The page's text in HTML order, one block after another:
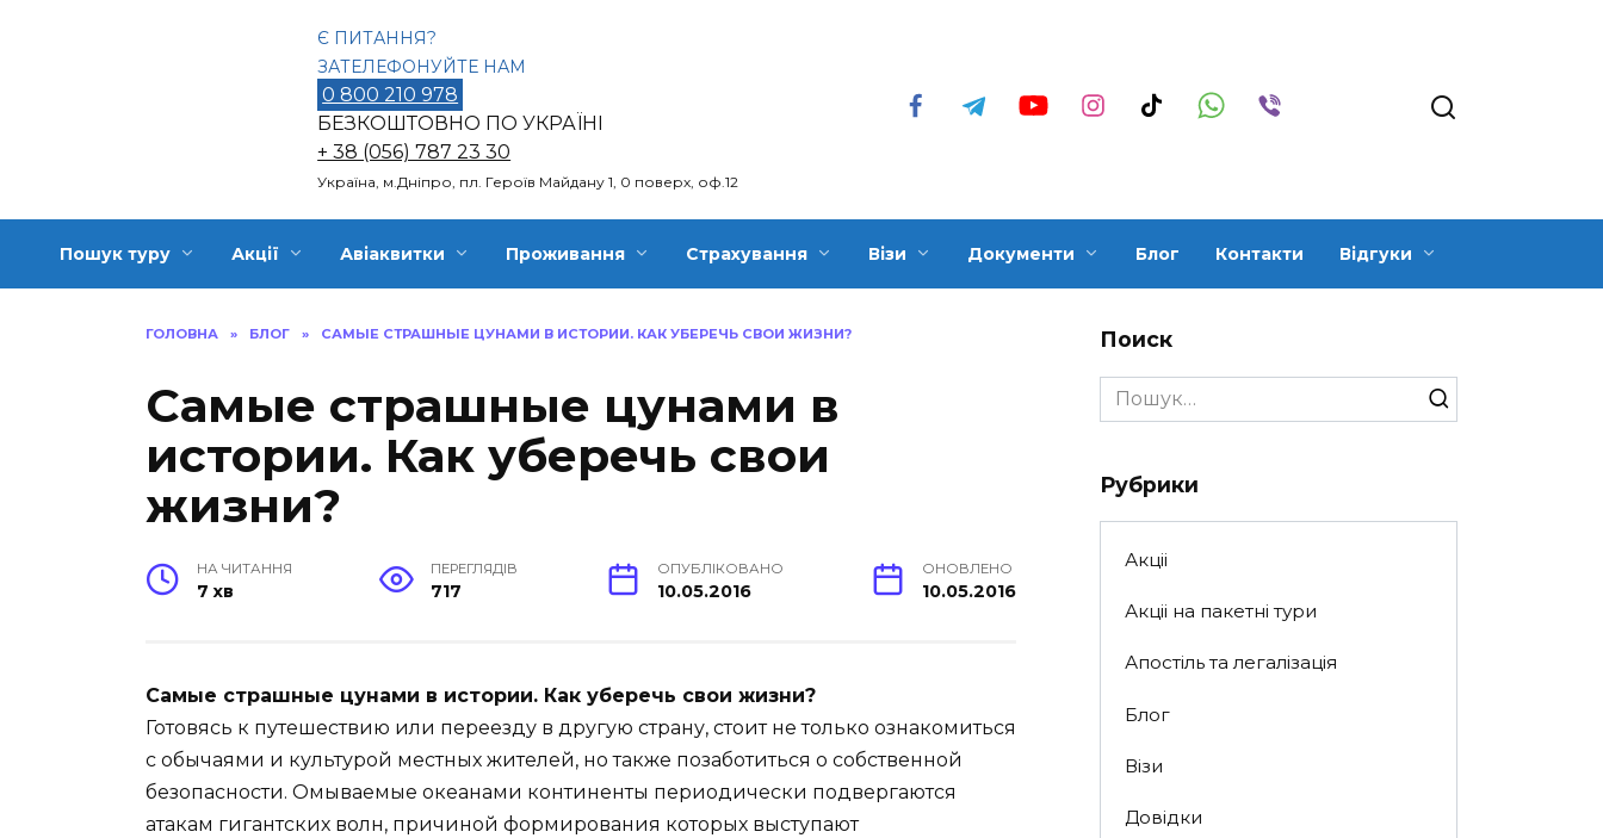
Є ПИТАННЯ?
ЗАТЕЛЕФОНУЙТЕ НАМ
0 800 210 978
БЕЗКОШТОВНО ПО УКРАЇНІ
+ 38 (056) 787 23 30
Україна, м.Дніпро, пл. Героїв Майдану 1, 0 поверх, оф.12
Пошук туру Акції Авіаквитки Проживання Страхування Візи Документи Блог Контакти Відгуки
ГОЛОВНА » БЛОГ » САМЫЕ СТРАШНЫЕ ЦУНАМИ В ИСТОРИИ. КАК УБЕРЕЧЬ СВОИ ЖИЗНИ?
Самые страшные цунами в
истории. Как уберечь свои
жизни?
НА ЧИТАННЯ
7 хв
ПЕРЕГЛЯДІВ
717
ОПУБЛІКОВАНО
10.05.2016
ОНОВЛЕНО
10.05.2016
Самые страшные цунами в истории. Как уберечь свои жизни?
Готовясь к путешествию или переезду в другую страну, стоит не только ознакомиться
с обычаями и культурой местных жителей, но также позаботиться о собственной
безопасности. Омываемые океанами континенты периодически подвергаются
атакам гигантских волн, причиной формирования которых выступают
Поиск
Search
for:
Рубрики
Акціі
Акціі на пакетні тури
Апостіль та легалізація
Блог
Візи
Довідки